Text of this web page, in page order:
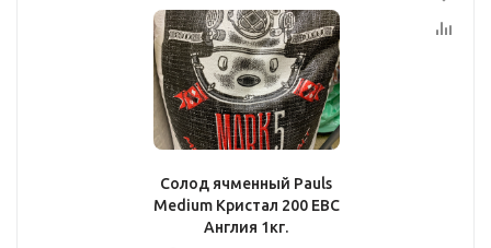
Солод ячменный Pauls
Medium Кристал 200 EBC
Англия 1кг.